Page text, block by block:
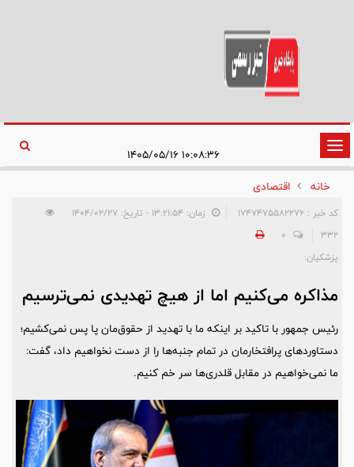
تغییر
وضعیت
ناوبری
خانه
اقتصادی
کد خبر : 1747475582276
زمان: ۱۳:۲۱:۵۴ - تاریخ: ۱۴۰۴/۰۲/۲۷
332
0
پزشکیان:
مذاکره می‌کنیم اما از هیچ تهدیدی نمی‌ترسیم
رئیس جمهور با تاکید بر اینکه ما با تهدید از حقوق‌مان پا پس نمی‌کشیم؛
دستاوردهای پرافتخارمان در تمام جنبه‌ها را از دست نخواهیم داد، گفت:
ما نمی‌خواهیم در مقابل قلدری‌ها سر خم کنیم.